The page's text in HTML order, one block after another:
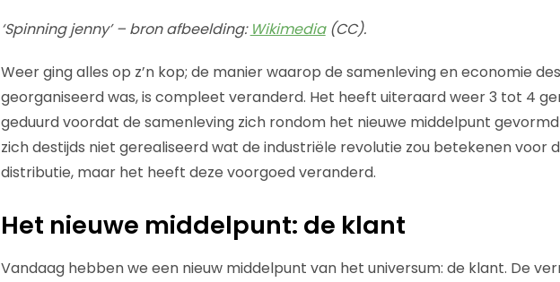
‘Spinning jenny’ – bron afbeelding: Wikimedia(CC).
Weer ging alles op z’n kop; de manier waarop de samenleving en economie
georganiseerd was, is compleet veranderd. Het heeft uiteraard weer 3 tot 4
geduurd voordat de samenleving zich rondom het nieuwe middelpunt
zich destijds niet gerealiseerd wat de industriële revolutie zou betekenen voor
distributie, maar het heeft deze voorgoed veranderd.
Het nieuwe middelpunt: de klant
Vandaag hebben we een nieuw middelpunt van het universum: de klant. De